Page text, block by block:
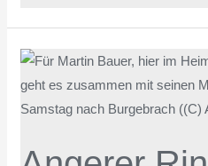
Angerer
Ringer
starten
Saisonendspurt